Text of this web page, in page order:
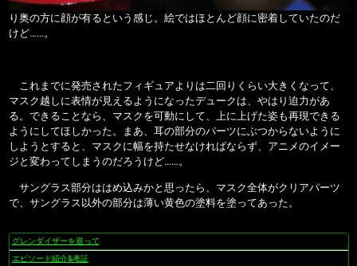
り奥の方に顔が有るという感じ。絵ではほとんど顔に密着していたのだ
けど……。
これまでに発売されたフィギュアよりは二回りくらい大きくなって、
マスク越しに表情が見えるようになったデュークは、やはり迫力があ
る。できることなら、マスクを可動にして、上に上げた姿も再現できる
ようにしてほしかった。まあ、耳の部分のパーツにぶつからないように
しようとすると、マスクに幅を持たせなければならず、アニメのイメー
ジと変わってしまうのだろうけど……。
サングラス部分ははめ込みかと思ったら、マスク全体がクリアパーツ
で、サングラス以外の部分は薄い黄色の塗料を塗ってあった。
ナ
ビ
グレンダイザーを巡って
エピソード紹介&考証